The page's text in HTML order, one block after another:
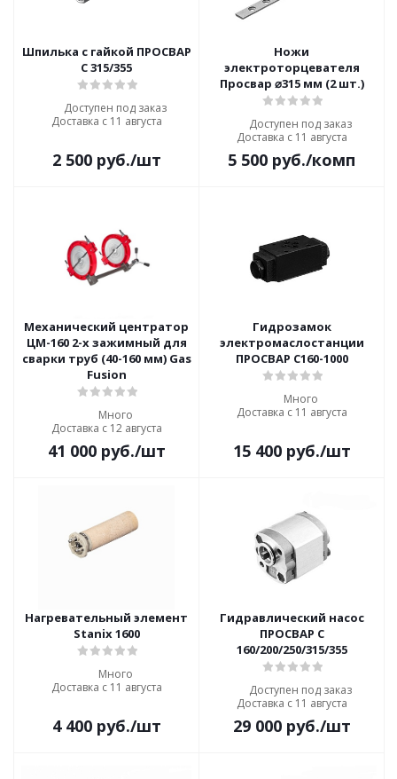
Шпилька с гайкой ПРОСВАР
С 315/355
Доступен под заказ
Доставка с 11 августа
2 500руб./шт
Ножи
электроторцевателя
Просвар ⌀315 мм (2 шт.)
Доступен под заказ
Доставка с 11 августа
5 500 руб./комп
Механический центратор
ЦМ-160 2-х зажимный для
сварки труб (40-160 мм) Gas
Fusion
Много
Доставка с 12 августа
41 000руб./шт
Гидрозамок
электромаслостанции
ПРОСВАР С160-1000
Много
Доставка с 11 августа
15 400руб./шт
Нагревательный элемент
Stanix 1600
Много
Доставка с 11 августа
4 400руб./шт
Гидравлический насос
ПРОСВАР С
160/200/250/315/355
Доступен под заказ
Доставка с 11 августа
29 000руб./шт